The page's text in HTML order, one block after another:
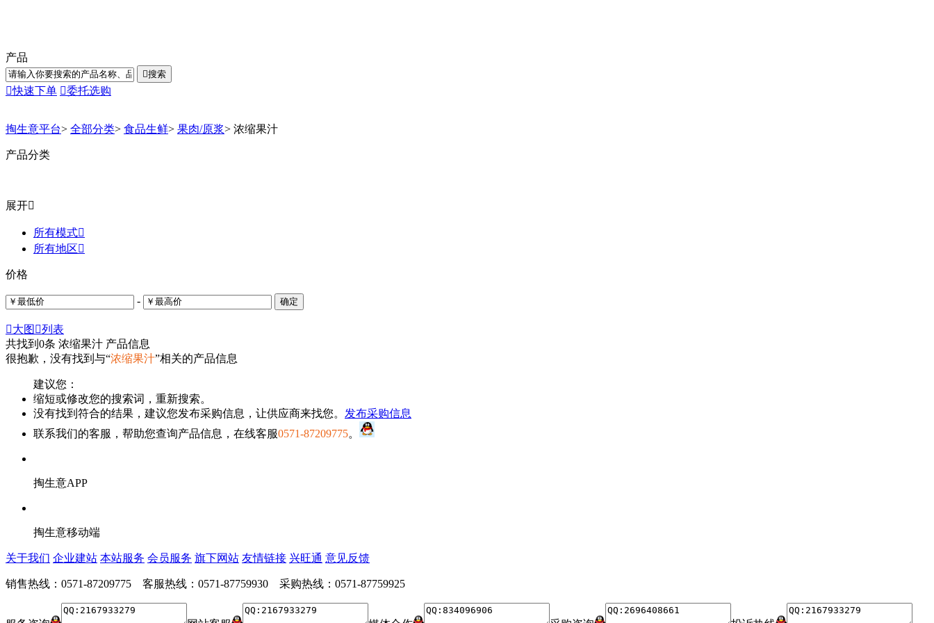
产品
搜索
快速下单 委托选购
掏生意平台> 全部分类> 食品生鲜> 果肉/原浆> 浓缩果汁
产品分类
展开
所有模式
所有地区
价格
- 确定
大图 列表
共找到 0条 浓缩果汁 产品信息
很抱歉，没有找到与“浓缩果汁”相关的产品信息
建议您：
缩短或修改您的搜索词，重新搜索。
没有找到符合的结果，建议您发布采购信息，让供应商来找您。 发布采购信息
联系我们的客服，帮助您查询产品信息，在线客服0571-87209775。
掏生意APP
掏生意移动端
关于我们 企业建站 本站服务 会员服务 旗下网站 友情链接 兴旺通 意见反馈
销售热线：0571-87209775 客服热线：0571-87759930 采购热线：0571-87759925